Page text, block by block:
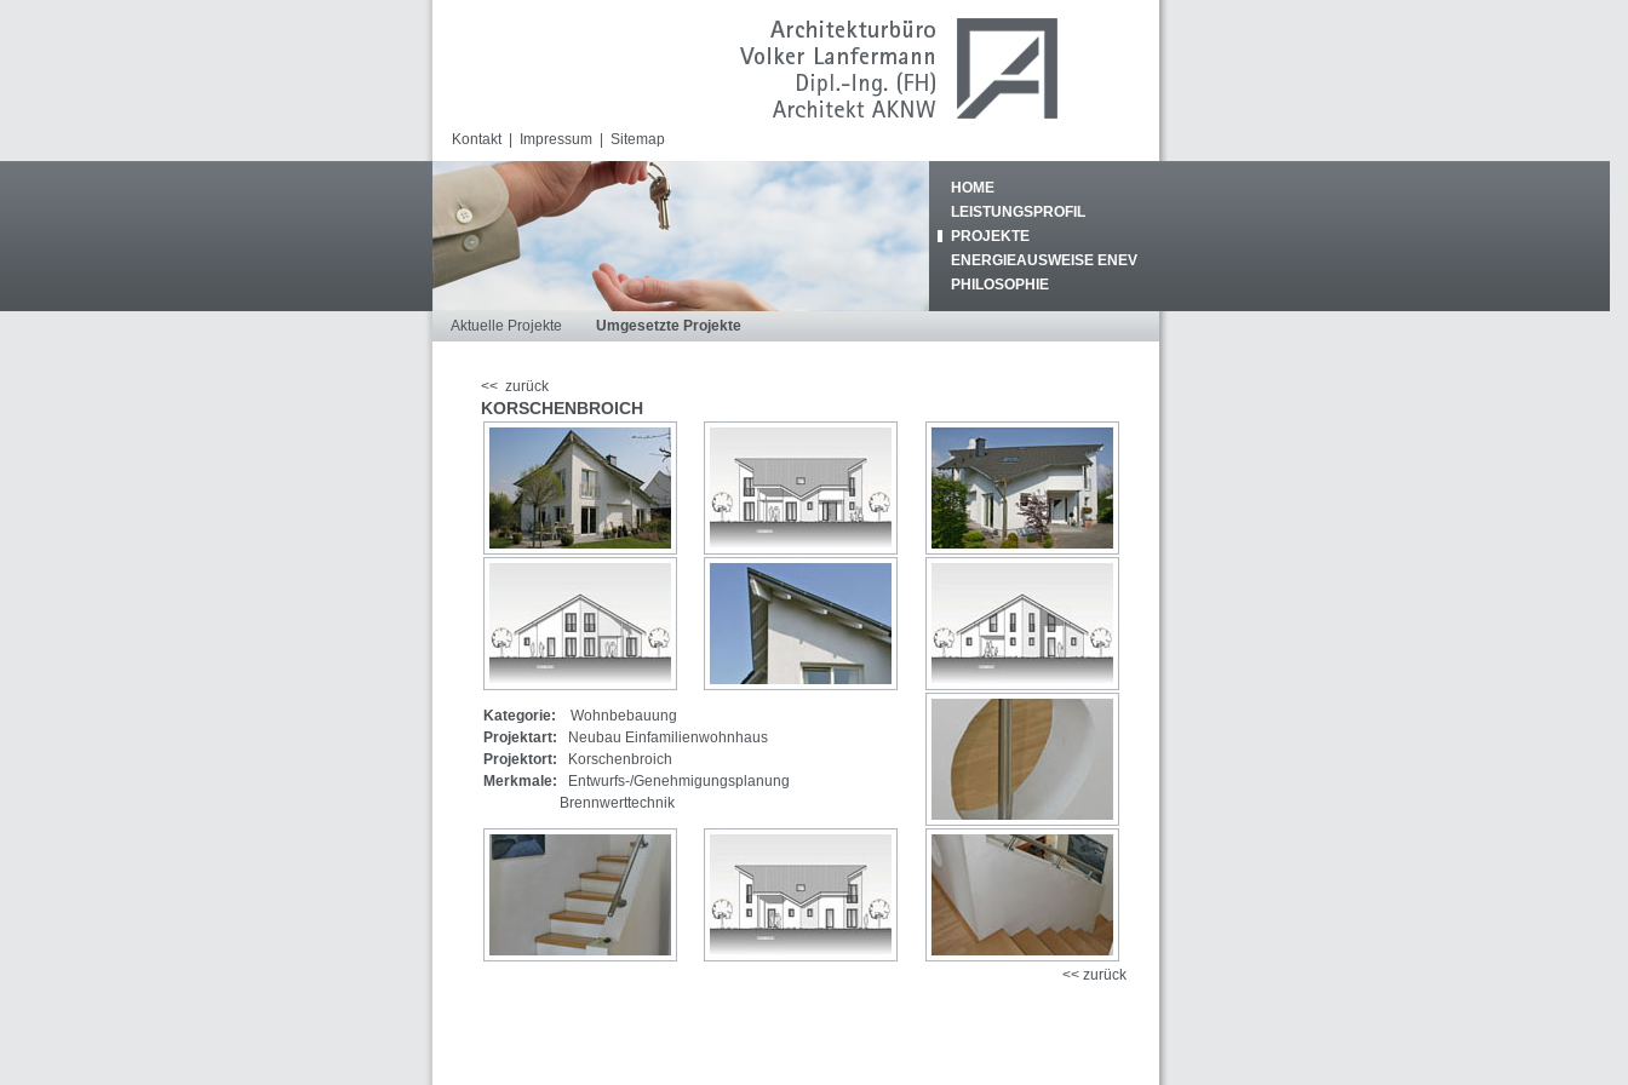
Kontakt| Impressum Sitemap
HOME
LEISTUNGSPROFIL
PROJEKTE
ENERGIEAUSWEISE ENEV
PHILOSOPHIE
Aktuelle Projekte Umgesetzte Projekte
<< zurück
KORSCHENBROICH
Kategorie: Wohnbebauung
Projektart: Neubau Einfamilienwohnhaus
Projektort:
Korschenbroich
Merkmale: Entwurfs-/Genehmigungsplanung
Brennwerttechnik
<< zurück